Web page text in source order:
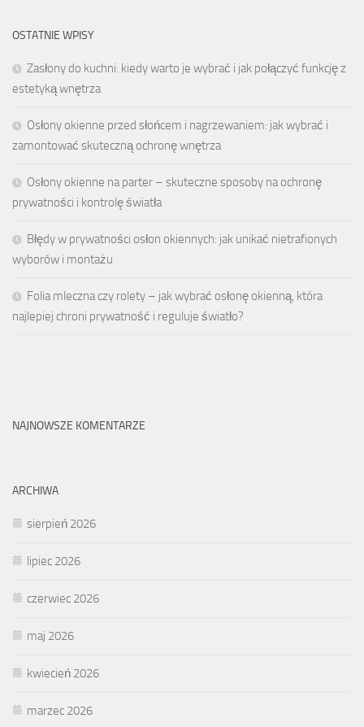
OSTATNIE WPISY
Zasłony do kuchni: kiedy warto je wybrać i jak połączyć funkcję z
estetyką wnętrza
Osłony okienne przed słońcem i nagrzewaniem: jak wybrać i
zamontować skuteczną ochronę wnętrza
Osłony okienne na parter – skuteczne sposoby na ochronę
prywatności i kontrolę światła
Błędy w prywatności osłon okiennych: jak unikać nietrafionych
wyborów i montażu
Folia mleczna czy rolety – jak wybrać osłonę okienną, która
najlepiej chroni prywatność i reguluje światło?
NAJNOWSZE KOMENTARZE
ARCHIWA
sierpień 2026
lipiec 2026
czerwiec 2026
maj 2026
kwiecień 2026
marzec 2026